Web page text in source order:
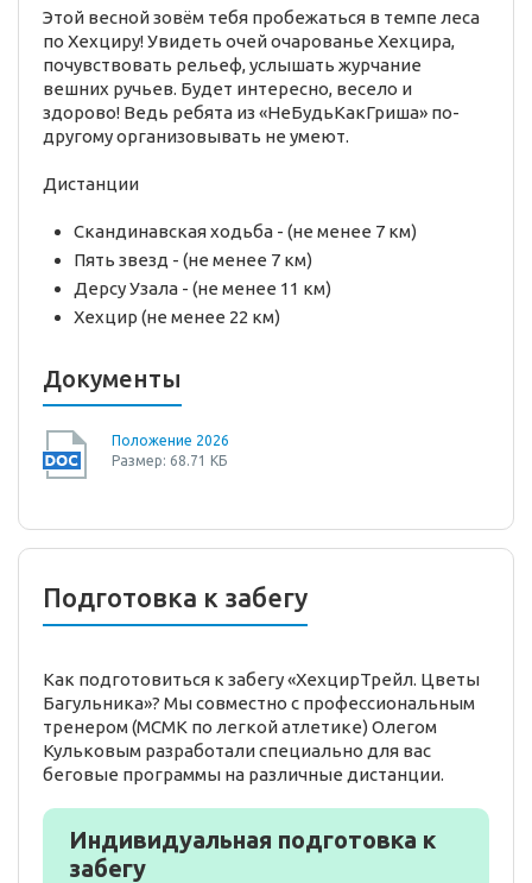
Этой весной зовём тебя пробежаться в темпе леса
по Хехциру! Увидеть очей очарованье Хехцира,
почувствовать рельеф, услышать журчание
вешних ручьев. Будет интересно, весело и
здорово! Ведь ребята из «НеБудьКакГриша» по-
другому организовывать не умеют.
Дистанции
Скандинавская ходьба - (не менее 7 км)
Пять звезд - (не менее 7 км)
Дерсу Узала - (не менее 11 км)
Хехцир (не менее 22 км)
Документы
Положение 2026
Размер: 68.71 КБ
Подготовка к забегу
Как подготовиться к забегу «ХехцирТрейл. Цветы
Багульника»? Мы совместно с профессиональным
тренером (МСМК по легкой атлетике) Олегом
Кульковым разработали специально для вас
беговые программы на различные дистанции.
Индивидуальная подготовка к
забегу